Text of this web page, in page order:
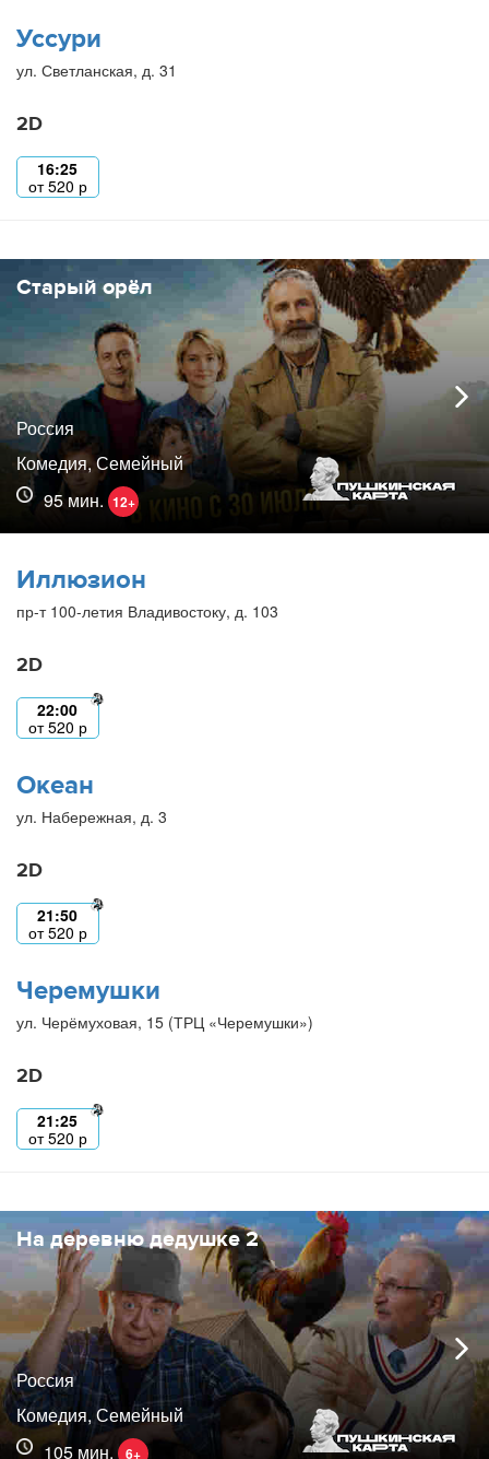
Уссури
ул. Светланская, д. 31
2D
16:25
от520 р
Старый орёл
Россия
Комедия, Семейный
95 мин. 12+
Иллюзион
пр-т 100-летия Владивостоку, д. 103
2D
22:00
от520 р
Океан
ул. Набережная, д. 3
2D
21:50
от520 р
Черемушки
ул. Черёмуховая, 15 (ТРЦ «Черемушки»)
2D
21:25
от520 р
На деревню дедушке 2
Россия
Комедия, Семейный
105 мин.
6+